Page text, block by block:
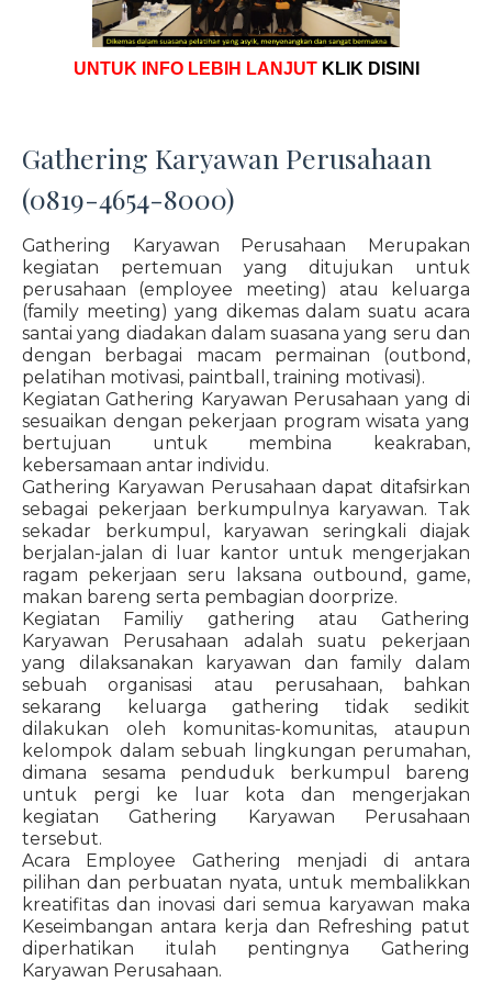
UNTUK INFO LEBIH LANJUT KLIK DISINI
Gathering Karyawan Perusahaan
(0819-4654-8000)
Gathering Karyawan Perusahaan Merupakan
kegiatan pertemuan yang ditujukan untuk
perusahaan (employee meeting) atau keluarga
(family meeting) yang dikemas dalam suatu acara
santai yang diadakan dalam suasana yang seru dan
dengan berbagai macam permainan (outbond,
pelatihan motivasi, paintball, training motivasi).
Kegiatan Gathering Karyawan Perusahaan yang di
sesuaikan dengan pekerjaan program wisata yang
bertujuan untuk membina keakraban,
kebersamaan antar individu.
Gathering Karyawan Perusahaan dapat ditafsirkan
sebagai pekerjaan berkumpulnya karyawan. Tak
sekadar berkumpul, karyawan seringkali diajak
berjalan-jalan di luar kantor untuk mengerjakan
ragam pekerjaan seru laksana outbound, game,
makan bareng serta pembagian doorprize.
Kegiatan Familiy gathering atau Gathering
Karyawan Perusahaan adalah suatu pekerjaan
yang dilaksanakan karyawan dan family dalam
sebuah organisasi atau perusahaan, bahkan
sekarang keluarga gathering tidak sedikit
dilakukan oleh komunitas-komunitas, ataupun
kelompok dalam sebuah lingkungan perumahan,
dimana sesama penduduk berkumpul bareng
untuk pergi ke luar kota dan mengerjakan
kegiatan Gathering Karyawan Perusahaan
tersebut.
Acara Employee Gathering menjadi di antara
pilihan dan perbuatan nyata, untuk membalikkan
kreatifitas dan inovasi dari semua karyawan maka
Keseimbangan antara kerja dan Refreshing patut
diperhatikan itulah pentingnya Gathering
Karyawan Perusahaan.